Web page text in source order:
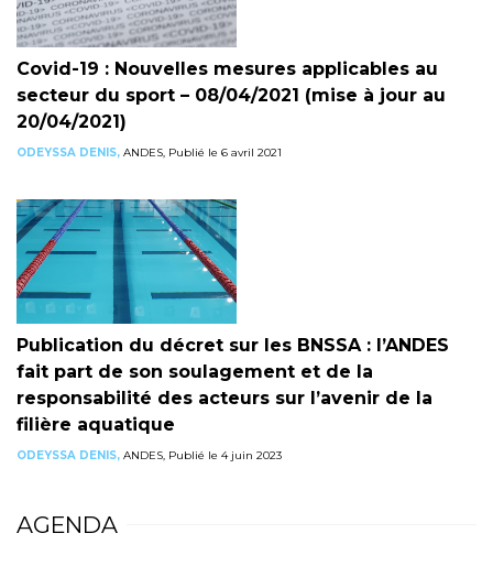
Covid-19 : Nouvelles mesures applicables au
secteur du sport – 08/04/2021 (mise à jour au
20/04/2021)
ODEYSSA DENIS, ANDES, Publié le 6 avril 2021
Publication du décret sur les BNSSA : l’ANDES
fait part de son soulagement et de la
responsabilité des acteurs sur l’avenir de la
filière aquatique
ODEYSSA DENIS, ANDES, Publié le 4 juin 2023
AGENDA